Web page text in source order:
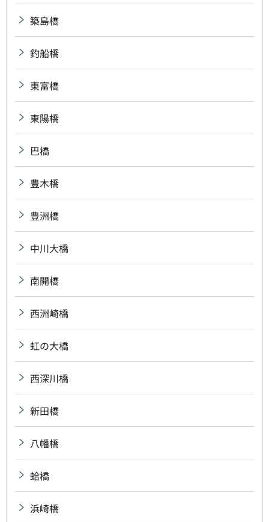
築島橋
釣船橋
東富橋
東陽橋
巴橋
豊木橋
豊洲橋
中川大橋
南開橋
西洲崎橋
虹の大橋
西深川橋
新田橋
八幡橋
蛤橋
浜崎橋